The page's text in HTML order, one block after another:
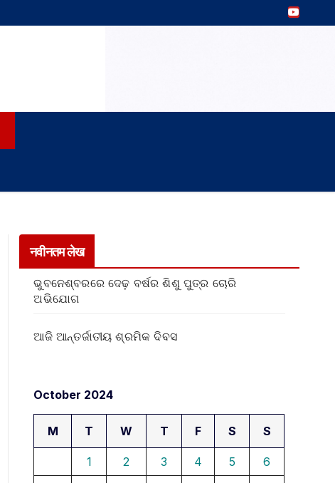
नवीनतम लेख
ଭୁବନେଶ୍ବରରେ ଦେଢ଼ ବର୍ଷର ଶିଶୁ ପୁତ୍ର ଚୋରି
ଅଭିଯୋଗ
ଆଜି ଆନ୍ତର୍ଜାତୀୟ ଶ୍ରମିକ ଦିବସ
October 2024
M T W T F S S
1 2 3 4 5
6